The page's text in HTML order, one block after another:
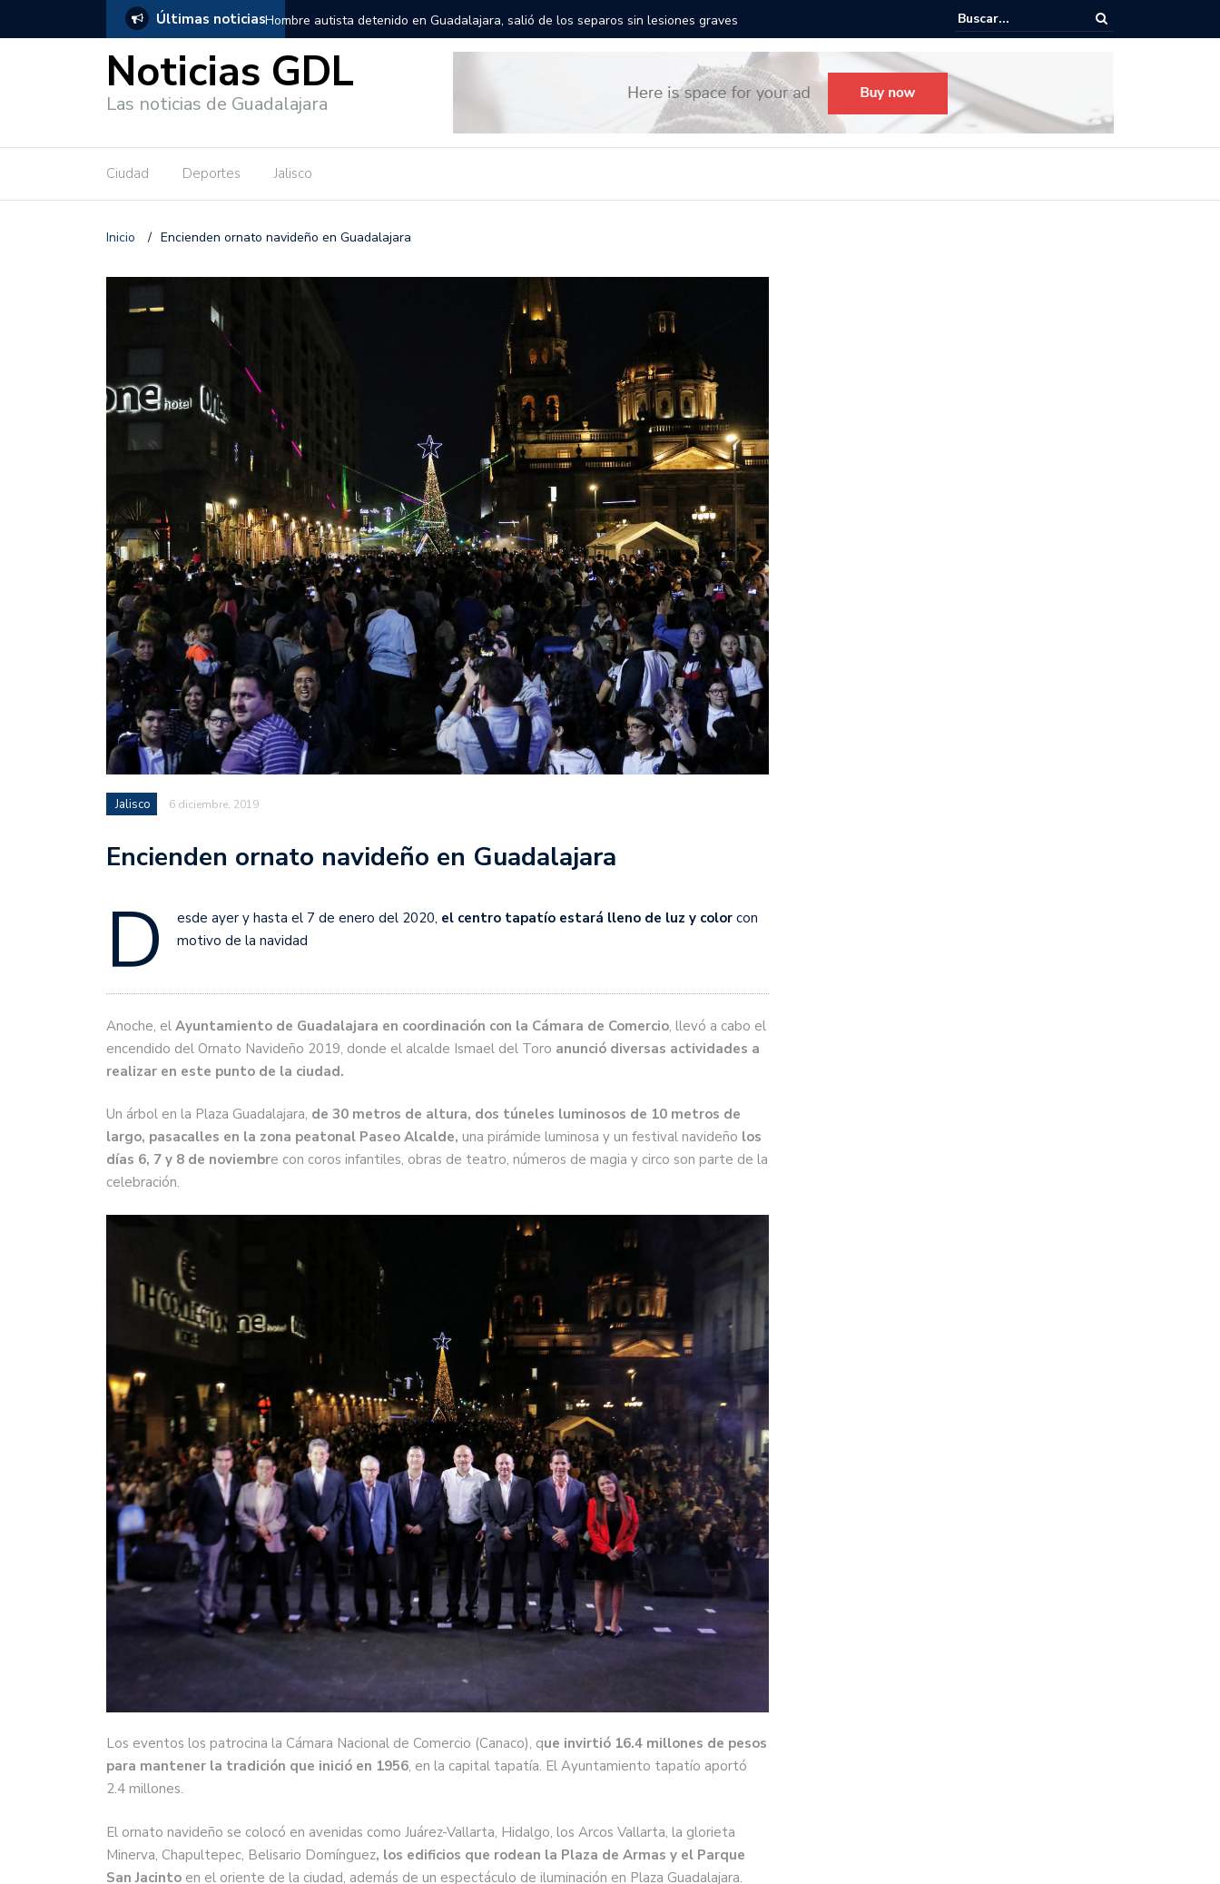
Últimas noticias
salió de los separos sin lesiones graves Títeres gigantes recorrerán las calles de Guadalajara: aparta la fecha Todo listo para el Festival Desfile Día de Muertos 2025 en Guadalajara
Noticias GDL
Las noticias de Guadalajara
Ciudad Deportes Jalisco
Inicio / Encienden ornato navideño en Guadalajara
Jalisco 6 diciembre, 2019
Encienden ornato navideño en Guadalajara
D esde ayer y hasta el 7 de enero del 2020, el centro tapatío estará lleno de luz y color con
motivo de la navidad
Anoche, el Ayuntamiento de Guadalajara en coordinación con la Cámara de Comercio, llevó a cabo el
encendido del Ornato Navideño 2019, donde el alcalde Ismael del Toro anunció diversas actividades a
realizar en este punto de la ciudad.
Un árbol en la Plaza Guadalajara, de 30 metros de altura, dos túneles luminosos de 10 metros de
largo, pasacalles en la zona peatonal Paseo Alcalde, una pirámide luminosa y un festival navideño los
días 6, 7 y 8 de noviembre con coros infantiles, obras de teatro, números de magia y circo son parte de la
celebración.
Los eventos los patrocina la Cámara Nacional de Comercio (Canaco), que invirtió 16.4 millones de pesos
para mantener la tradición que inició en 1956, en la capital tapatía. El Ayuntamiento tapatío aportó
2.4 millones.
El ornato navideño se colocó en avenidas como Juárez-Vallarta, Hidalgo, los Arcos Vallarta, la glorieta
Minerva, Chapultepec, Belisario Domínguez, los edificios que rodean la Plaza de Armas y el Parque
San Jacinto en el oriente de la ciudad, además de un espectáculo de iluminación en Plaza Guadalajara.